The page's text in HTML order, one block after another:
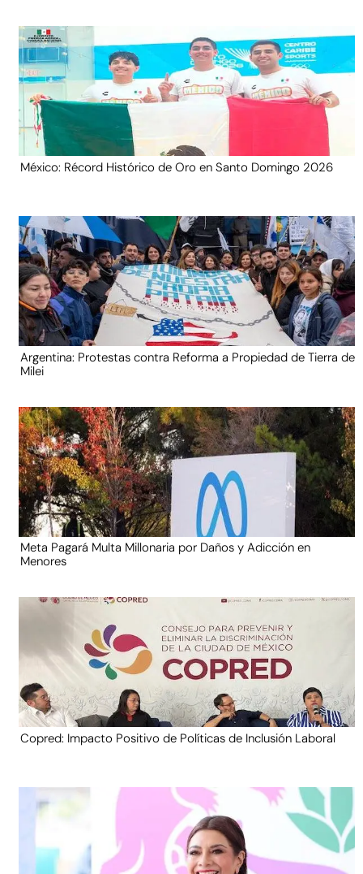
México: Récord Histórico de Oro en Santo Domingo 2026
Argentina: Protestas contra Reforma a Propiedad de Tierra de
Milei
Meta Pagará Multa Millonaria por Daños y Adicción en
Menores
Copred: Impacto Positivo de Políticas de Inclusión Laboral